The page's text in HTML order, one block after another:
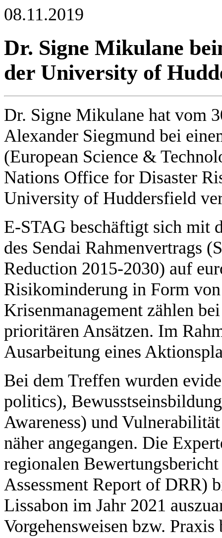
08.11.2019
Dr. Signe Mikulane
der University of
Dr. Signe Mikulane hat vom
Alexander Siegmund bei
(European Science &
Nations Office for Disaster
University of Huddersfield
E-STAG beschäftigt sich mit
des Sendai Rahmenvertrags
Reduction 2015-2030) auf
Risikominderung in Form
Krisenmanagement zählen
prioritären Ansätzen. Im
Ausarbeitung eines
Bei dem Treffen wurden
politics),
Awareness) und
näher angegangen. Die
regionalen
Assessment Report of DRR)
Lissabon im Jahr 2021
Vorgehensweisen bzw.